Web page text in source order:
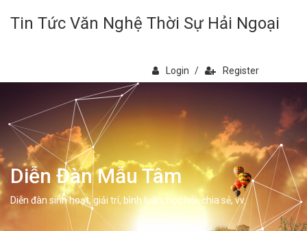
Tin Tức Văn Nghệ Thời Sự Hải Ngoại
Login / Register
Diễn Đàn Mẫu Tâm
Diễn đàn sinh hoạt, giải trí, bình luân, học hỏi, chia sẻ, vv.